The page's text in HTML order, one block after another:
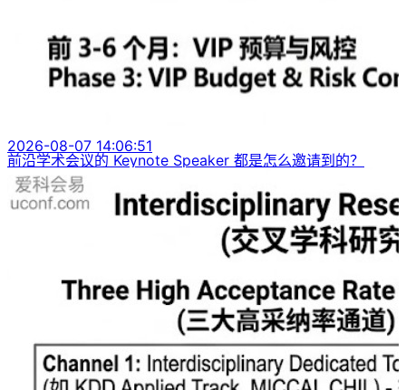
2026-08-07 14:06:51
前沿学术会议的 Keynote Speaker 都是怎么邀请到的？